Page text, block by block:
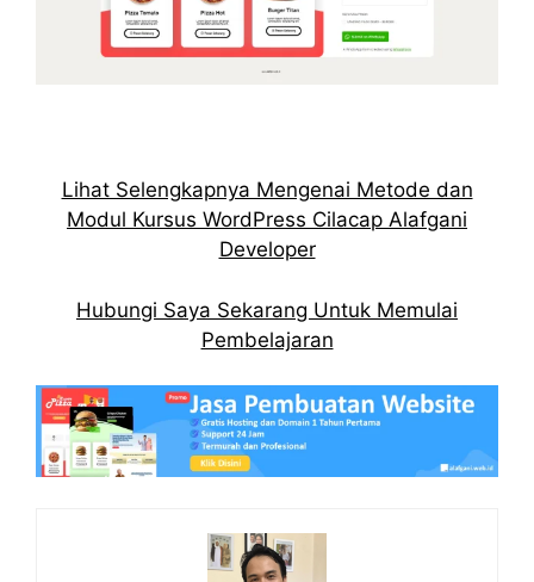
Lihat Selengkapnya Mengenai Metode dan
Modul Kursus WordPress Cilacap Alafgani
Developer
Hubungi Saya Sekarang Untuk Memulai
Pembelajaran